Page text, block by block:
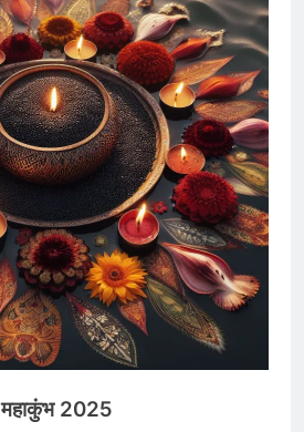
महाकुंभ 2025